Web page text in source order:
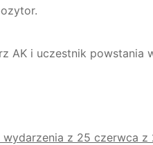
AK i uczestnik powstania
wydarzenia z 25 czerwca z